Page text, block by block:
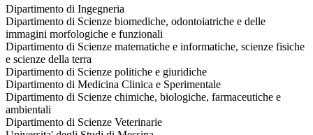
Dipartimento di Ingegneria
Dipartimento di Scienze biomediche, odontoiatriche e delle
immagini morfologiche e funzionali
Dipartimento di Scienze matematiche e informatiche, scienze fisiche
e scienze della terra
Dipartimento di Scienze politiche e giuridiche
Dipartimento di Medicina Clinica e Sperimentale
Dipartimento di Scienze chimiche, biologiche, farmaceutiche e
ambientali
Dipartimento di Scienze Veterinarie